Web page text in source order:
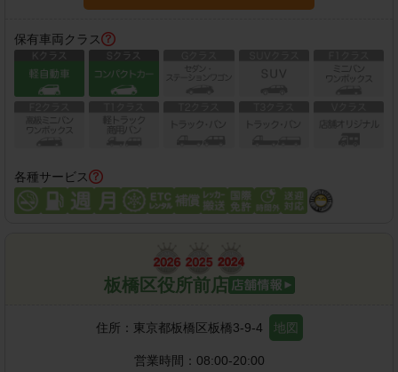
保有車両クラス
各種サービス
板橋区役所前店
住所： 東京都板橋区板橋3-9-4 地図
営業時間： 08:00-20:00